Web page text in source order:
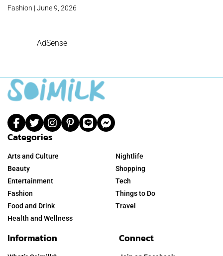
Fashion | June 9, 2026
AdSense
Categories
Arts and Culture
Beauty
Entertainment
Fashion
Food and Drink
Health and Wellness
Nightlife
Shopping
Tech
Things to Do
Travel
Information Connect